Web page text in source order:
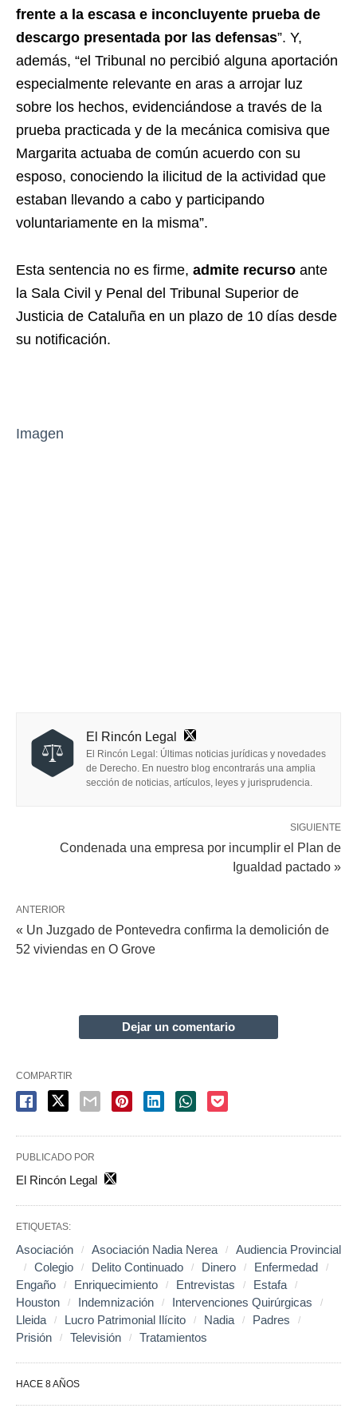
frente a la escasa e inconcluyente prueba de
descargo presentada por las defensas”. Y,
además, “el Tribunal no percibió alguna aportación
especialmente relevante en aras a arrojar luz
sobre los hechos, evidenciándose a través de la
prueba practicada y de la mecánica comisiva que
Margarita actuaba de común acuerdo con su
esposo, conociendo la ilicitud de la actividad que
estaban llevando a cabo y participando
voluntariamente en la misma”.
Esta sentencia no es firme, admite recurso ante
la Sala Civil y Penal del Tribunal Superior de
Justicia de Cataluña en un plazo de 10 días desde
su notificación.
Imagen
El Rincón Legal
El Rincón Legal: Últimas noticias jurídicas y novedades
de Derecho. En nuestro blog encontrarás una amplia
sección de noticias, artículos, leyes y jurisprudencia.
SIGUIENTE
Condenada una empresa por incumplir el Plan de
Igualdad pactado »
ANTERIOR
« Un Juzgado de Pontevedra confirma la demolición de
52 viviendas en O Grove
Dejar un comentario
COMPARTIR
PUBLICADO POR
El Rincón Legal
ETIQUETAS:
Asociación Asociación Nadia Nerea
Audiencia Provincial
Colegio
Delito Continuado Dinero
Enfermedad
Engaño
Enriquecimiento Entrevistas
Estafa
Houston
Indemnización
Intervenciones Quirúrgicas
Lleida
Lucro Patrimonial Ilícito Nadia
Padres
Prisión
Televisión Tratamientos
HACE 8 AÑOS